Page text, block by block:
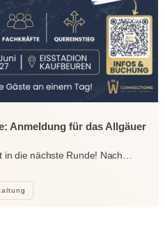
Anmeldung für das Allgäuer
in die nächste Runde! Nach…